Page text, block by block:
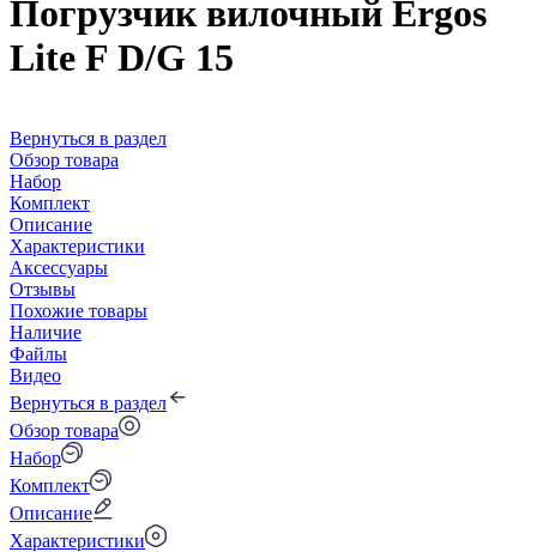
Погрузчик вилочный Ergos
Lite F D/G 15
Вернуться в раздел
Обзор товара
Набор
Комплект
Описание
Характеристики
Аксессуары
Отзывы
Похожие товары
Наличие
Файлы
Видео
Вернуться в раздел
Обзор товара
Набор
Комплект
Описание
Характеристики